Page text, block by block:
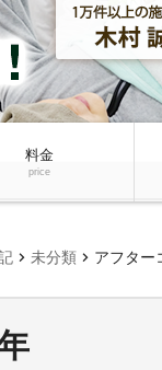
料金
price
chevron_right 未分類 chevron_right アフター